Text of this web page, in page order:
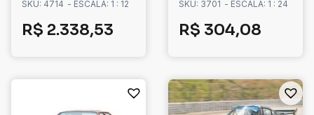
SKU: 4714 - ESCALA: 1 : 12
R$ 2.338,53
SKU: 3701 - ESCALA: 1 : 24
R$ 304,08